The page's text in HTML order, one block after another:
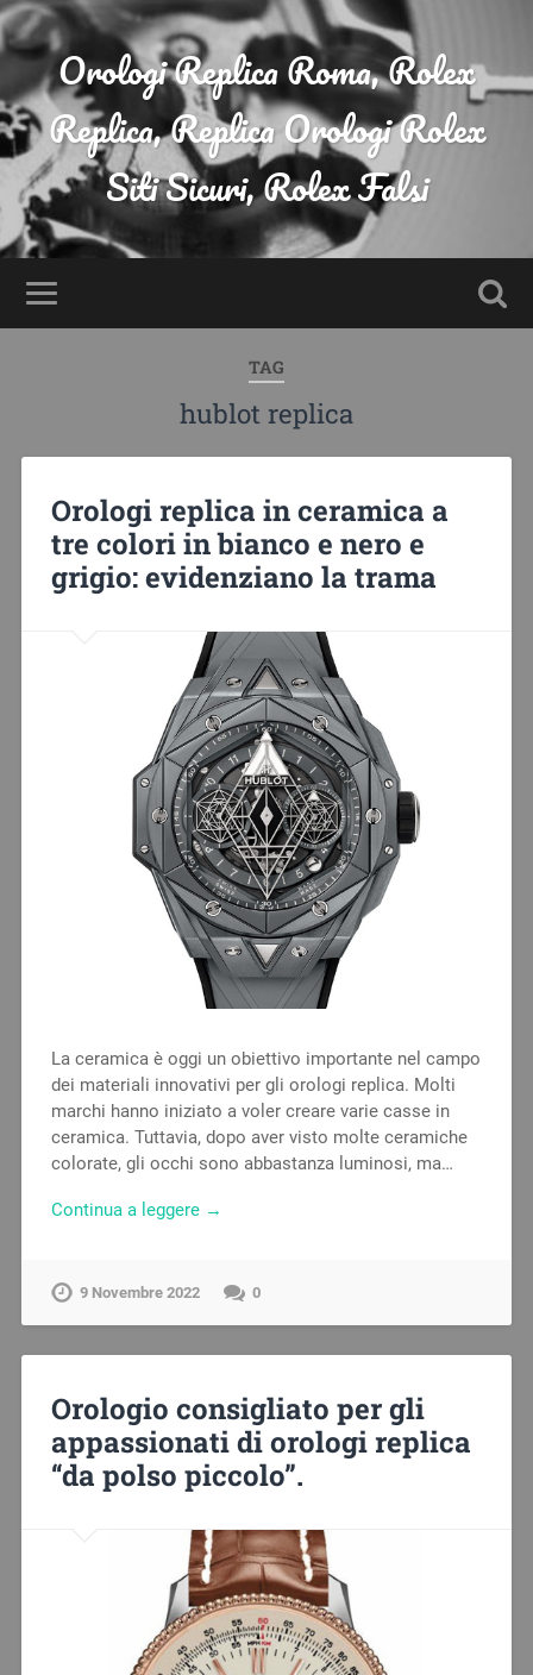
Orologi Replica Roma, Rolex
Replica, Replica Orologi Rolex
Siti Sicuri, Rolex Falsi
TAG
hublot replica
Orologi replica in ceramica a
tre colori in bianco e nero e
grigio: evidenziano la trama
La ceramica è oggi un obiettivo importante nel campo
dei materiali innovativi per gli orologi replica. Molti
marchi hanno iniziato a voler creare varie casse in
ceramica. Tuttavia, dopo aver visto molte ceramiche
colorate, gli occhi sono abbastanza luminosi, ma…
Continua a leggere →
9 Novembre 2022 0
Orologio consigliato per gli
appassionati di orologi replica
“da polso piccolo”.